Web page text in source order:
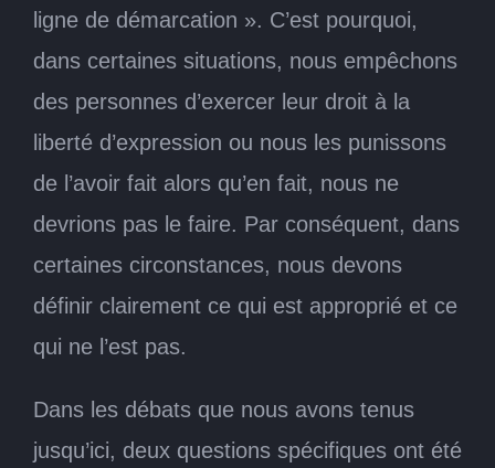
ligne de démarcation ». C’est pourquoi,
dans certaines situations, nous empêchons
des personnes d’exercer leur droit à la
liberté d’expression ou nous les punissons
de l’avoir fait alors qu’en fait, nous ne
devrions pas le faire. Par conséquent, dans
certaines circonstances, nous devons
définir clairement ce qui est approprié et ce
qui ne l’est pas.
Dans les débats que nous avons tenus
jusqu’ici, deux questions spécifiques ont été